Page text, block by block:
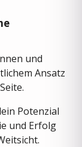
und
Ansatz
Potenzial
und Erfolg